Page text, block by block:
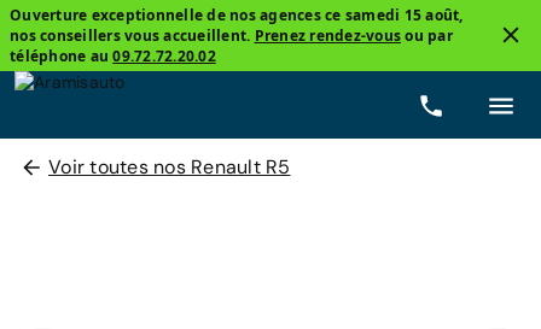
Ouverture exceptionnelle de nos agences ce samedi 15 août,
nos conseillers vous accueillent. Prenez rendez-vousou par
téléphone au09.72.72.20.02
Voir toutes nos Renault R5